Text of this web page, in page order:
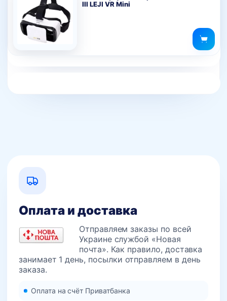
III LEJI VR Mini
Оплата и доставка
Отправляем заказы по всей
Украине службой «Новая
почта». Как правило, доставка
занимает 1 день, посылки отправляем в день
заказа.
Оплата на счёт Приватбанка